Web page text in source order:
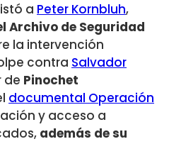
a Peter Kornbluh,
Archivo de Seguridad
la intervención
contra Salvador
de Pinochet
documental Operación
y acceso a
además de su